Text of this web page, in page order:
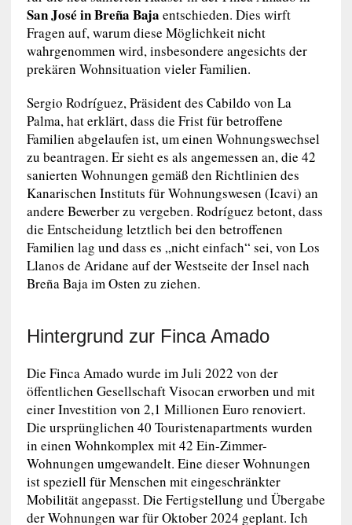
San José in Breña Baja entschieden. Dies wirft
Fragen auf, warum diese Möglichkeit nicht
wahrgenommen wird, insbesondere angesichts der
prekären Wohnsituation vieler Familien.
Sergio Rodríguez, Präsident des Cabildo von La
Palma, hat erklärt, dass die Frist für betroffene
Familien abgelaufen ist, um einen Wohnungswechsel
zu beantragen. Er sieht es als angemessen an, die 42
sanierten Wohnungen gemäß den Richtlinien des
Kanarischen Instituts für Wohnungswesen (Icavi) an
andere Bewerber zu vergeben. Rodríguez betont, dass
die Entscheidung letztlich bei den betroffenen
Familien lag und dass es „nicht einfach“ sei, von Los
Llanos de Aridane auf der Westseite der Insel nach
Breña Baja im Osten zu ziehen.
Hintergrund zur Finca Amado
Die Finca Amado wurde im Juli 2022 von der
öffentlichen Gesellschaft Visocan erworben und mit
einer Investition von 2,1 Millionen Euro renoviert.
Die ursprünglichen 40 Touristenapartments wurden
in einen Wohnkomplex mit 42 Ein-Zimmer-
Wohnungen umgewandelt. Eine dieser Wohnungen
ist speziell für Menschen mit eingeschränkter
Mobilität angepasst. Die Fertigstellung und Übergabe
der Wohnungen war für Oktober 2024 geplant. Ich